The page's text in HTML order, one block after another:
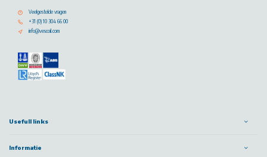
Veelgestelde vragen
+31 (0) 10 304 66 00
info@vescoil.com
Usefull links
Informatie